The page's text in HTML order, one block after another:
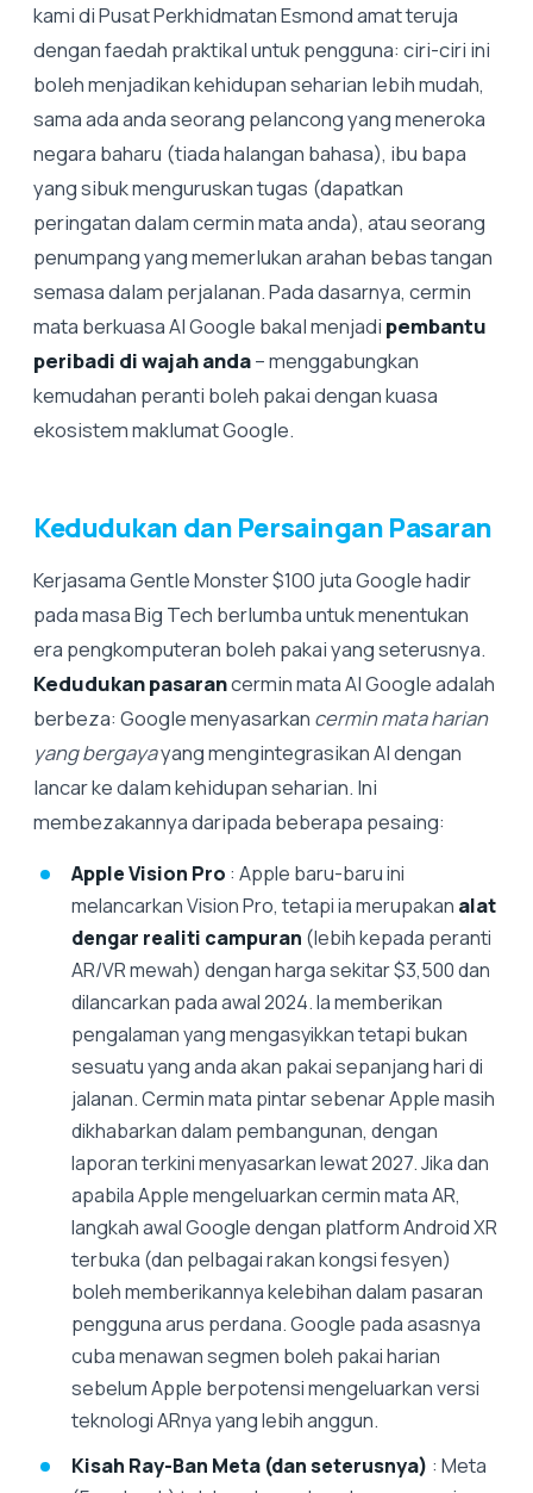
kami di Pusat Perkhidmatan Esmond amat teruja
dengan faedah praktikal untuk pengguna: ciri-ciri ini
boleh menjadikan kehidupan seharian lebih mudah,
sama ada anda seorang pelancong yang meneroka
negara baharu (tiada halangan bahasa), ibu bapa
yang sibuk menguruskan tugas (dapatkan
peringatan dalam cermin mata anda), atau seorang
penumpang yang memerlukan arahan bebas tangan
semasa dalam perjalanan. Pada dasarnya, cermin
mata berkuasa AI Google bakal menjadi pembantu
peribadi di wajah anda– menggabungkan
kemudahan peranti boleh pakai dengan kuasa
ekosistem maklumat Google.
Kedudukan dan Persaingan Pasaran
Kerjasama Gentle Monster $100 juta Google hadir
pada masa Big Tech berlumba untuk menentukan
era pengkomputeran boleh pakai yang seterusnya.
Kedudukan pasarancermin mata AI Google adalah
berbeza: Google menyasarkan cermin mata harian
yang bergayayang mengintegrasikan AI dengan
lancar ke dalam kehidupan seharian. Ini
membezakannya daripada beberapa pesaing:
Apple Vision Pro : Apple baru-baru ini
melancarkan Vision Pro, tetapi ia merupakan alat
dengar realiti campuran (lebih kepada peranti
AR/VR mewah) dengan harga sekitar $3,500 dan
dilancarkan pada awal 2024. Ia memberikan
pengalaman yang mengasyikkan tetapi bukan
sesuatu yang anda akan pakai sepanjang hari di
jalanan. Cermin mata pintar sebenar Apple masih
dikhabarkan dalam pembangunan, dengan
laporan terkini menyasarkan lewat 2027. Jika dan
apabila Apple mengeluarkan cermin mata AR,
langkah awal Google dengan platform Android XR
terbuka (dan pelbagai rakan kongsi fesyen)
boleh memberikannya kelebihan dalam pasaran
pengguna arus perdana. Google pada asasnya
cuba menawan segmen boleh pakai harian
sebelum Apple berpotensi mengeluarkan versi
teknologi ARnya yang lebih anggun.
Kisah Ray-Ban Meta (dan seterusnya) : Meta